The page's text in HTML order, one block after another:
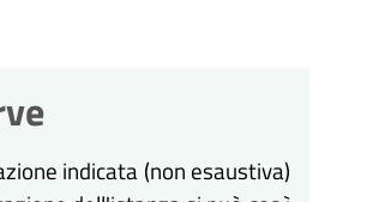
indicata (non esaustiva)